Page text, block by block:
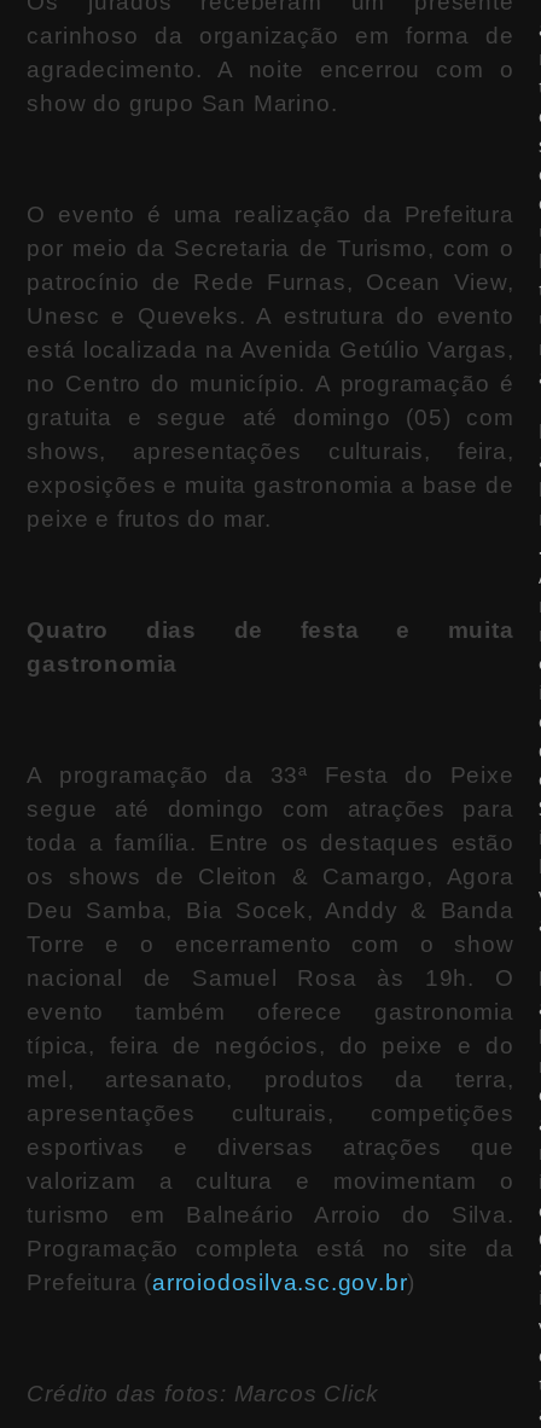
carinhoso da organização em forma de
agradecimento. A noite encerrou com o
show do grupo San Marino.
O evento é uma realização da Prefeitura
por meio da Secretaria de Turismo, com o
patrocínio de Rede Furnas, Ocean View,
Unesc e Queveks. A estrutura do evento
está localizada na Avenida Getúlio Vargas,
no Centro do município. A programação é
gratuita e segue até domingo (05) com
shows, apresentações culturais, feira,
exposições e muita gastronomia a base de
peixe e frutos do mar.
Quatro dias de festa e muita
gastronomia
A programação da 33ª Festa do Peixe
segue até domingo com atrações para
toda a família. Entre os destaques estão
os shows de Cleiton & Camargo, Agora
Deu Samba, Bia Socek, Anddy & Banda
Torre e o encerramento com o show
nacional de Samuel Rosa às 19h. O
evento também oferece gastronomia
típica, feira de negócios, do peixe e do
mel, artesanato, produtos da terra,
apresentações culturais, competições
esportivas e diversas atrações que
valorizam a cultura e movimentam o
turismo em Balneário Arroio do Silva.
Programação completa está no site da
Prefeitura (arroiodosilva.sc.gov.br)
Crédito das fotos: Marcos Click